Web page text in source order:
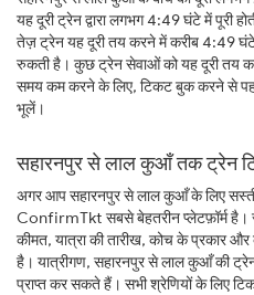
यह दूरी ट्रेन द्वारा लगभग 4:49 घंटे में पूरी
तेज़ ट्रेन यह दूरी तय करने में करीब 4:49
रुकती है। कुछ ट्रेन सेवाओं को यह दूरी तय
समय कम करने के लिए, टिकट बुक करने से
भूलें।
सहारनपुर से लाल कुआँ तक ट्रेन
अगर आप सहारनपुर से लाल कुआँ के लिए
ConfirmTkt सबसे बेहतरीन प्लेटफ़ॉर्म
कीमत, यात्रा की तारीख, कोच के प्रकार
है। यात्रीगण, सहारनपुर से लाल कुआँ की
प्राप्त कर सकते हैं। सभी श्रेणियों के लिए